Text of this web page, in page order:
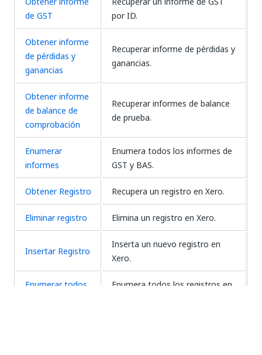
de GST
por ID.
Obtener informe
de pérdidas y
ganancias
Recuperar informe de pérdidas y
ganancias.
Obtener informe
de balance de
comprobación
Recuperar informes de balance
de prueba.
Enumerar
informes
Enumera todos los informes de
GST y BAS.
Obtener Registro Recupera un registro en Xero.
Eliminar registro Elimina un registro en Xero.
Insertar Registro
Inserta un nuevo registro en
Xero.
Enumerar todos
Enumera todos los registros en